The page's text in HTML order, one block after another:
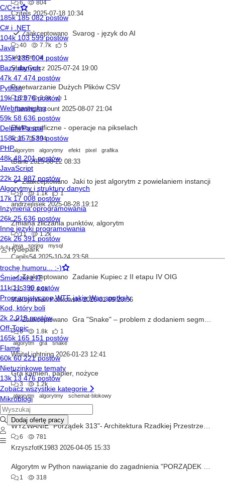
6 804
Czitels 2025-07-18 10:34
Zaakceptowano Svarog - język do AI
40 7.7k
5
algorytm
ai
SłabyGracz 2025-07-24 19:00
Przetwarzanie Dużych Plików CSV
22 3.0k 1
_flamingAccount 2025-08-07 21:04
Efekty graficzne - operacje na pikselach
6
804
algorytm
algorytmy efekt pixel grafika
tBane 2025-08-22 08:33
Zaakceptowano Jaki to jest algorytm z powielaniem instancji
6 1.1k 1
andrzejlisek 2025-08-28 19:12
Zmiana zliczania punktów, algorytm
11
1.2k
java
spring mysql
Capils54 2025-10-24 23:58
Zaakceptowano Zadanie Kupiec z II etapu IV OIG
5 4.6k
Maksymilian Polikowski 2026-01-09 20:56
Zaakceptowano Gra "Snake" – problem z dodaniem segmentu po zebraniu punktu
6 1.8k
1
algorytm
gra snake
WhiteLightning 2026-01-23 12:41
Gra kamień, papier, nożyce
3
1.2k
algorytm
algorytmy schemat-blokowy
formatcpp 2026-02-28 16:24
6 781
KrzyszfotK1983 2026-04-05 15:33
1 318